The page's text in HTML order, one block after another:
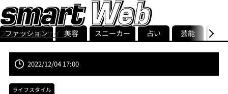
スマート公式サイト
smart最新号
記事一覧ランキング
ストリ
ファッション 美容 スニーカー 占い 芸能 グル
2022/12/04 17:00
ライフスタイル